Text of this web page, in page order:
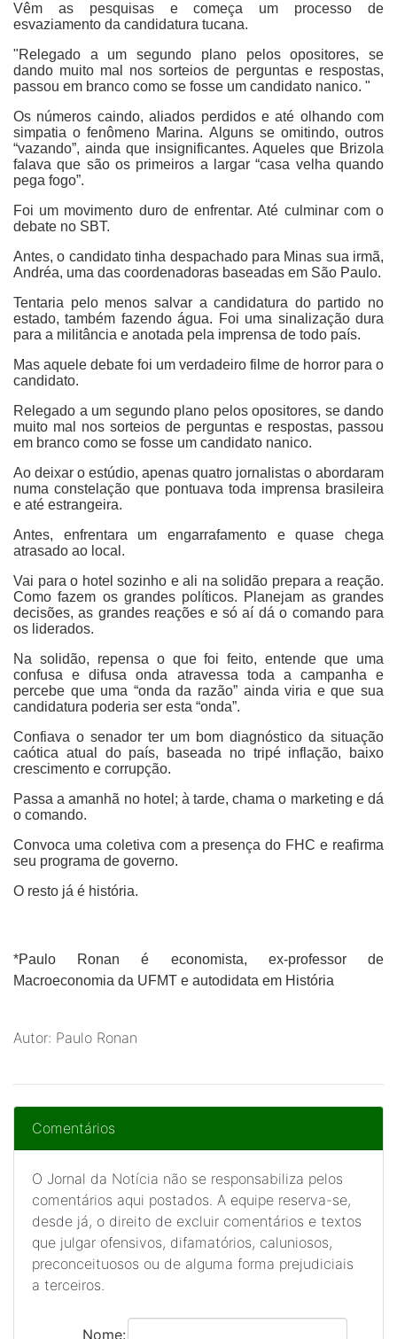
Vêm as pesquisas e começa um processo de
esvaziamento da candidatura tucana.
"Relegado a um segundo plano pelos opositores, se
dando muito mal nos sorteios de perguntas e respostas,
passou em branco como se fosse um candidato nanico. "
Os números caindo, aliados perdidos e até olhando com
simpatia o fenômeno Marina. Alguns se omitindo, outros
“vazando”, ainda que insignificantes. Aqueles que Brizola
falava que são os primeiros a largar “casa velha quando
pega fogo”.
Foi um movimento duro de enfrentar. Até culminar com o
debate no SBT.
Antes, o candidato tinha despachado para Minas sua irmã,
Andréa, uma das coordenadoras baseadas em São Paulo.
Tentaria pelo menos salvar a candidatura do partido no
estado, também fazendo água. Foi uma sinalização dura
para a militância e anotada pela imprensa de todo país.
Mas aquele debate foi um verdadeiro filme de horror para o
candidato.
Relegado a um segundo plano pelos opositores, se dando
muito mal nos sorteios de perguntas e respostas, passou
em branco como se fosse um candidato nanico.
Ao deixar o estúdio, apenas quatro jornalistas o abordaram
numa constelação que pontuava toda imprensa brasileira
e até estrangeira.
Antes, enfrentara um engarrafamento e quase chega
atrasado ao local.
Vai para o hotel sozinho e ali na solidão prepara a reação.
Como fazem os grandes políticos. Planejam as grandes
decisões, as grandes reações e só aí dá o comando para
os liderados.
Na solidão, repensa o que foi feito, entende que uma
confusa e difusa onda atravessa toda a campanha e
percebe que uma “onda da razão” ainda viria e que sua
candidatura poderia ser esta “onda”.
Confiava o senador ter um bom diagnóstico da situação
caótica atual do país, baseada no tripé inflação, baixo
crescimento e corrupção.
Passa a amanhã no hotel; à tarde, chama o marketing e dá
o comando.
Convoca uma coletiva com a presença do FHC e reafirma
seu programa de governo.
O resto já é história.
*Paulo Ronan é economista, ex-professor de
Macroeconomia da UFMT e autodidata em História
Autor: Paulo Ronan
Comentários
O Jornal da Notícia não se responsabiliza pelos
comentários aqui postados. A equipe reserva-se,
desde já, o direito de excluir comentários e textos
que julgar ofensivos, difamatórios, caluniosos,
preconceituosos ou de alguma forma prejudiciais
a terceiros.
Nome: